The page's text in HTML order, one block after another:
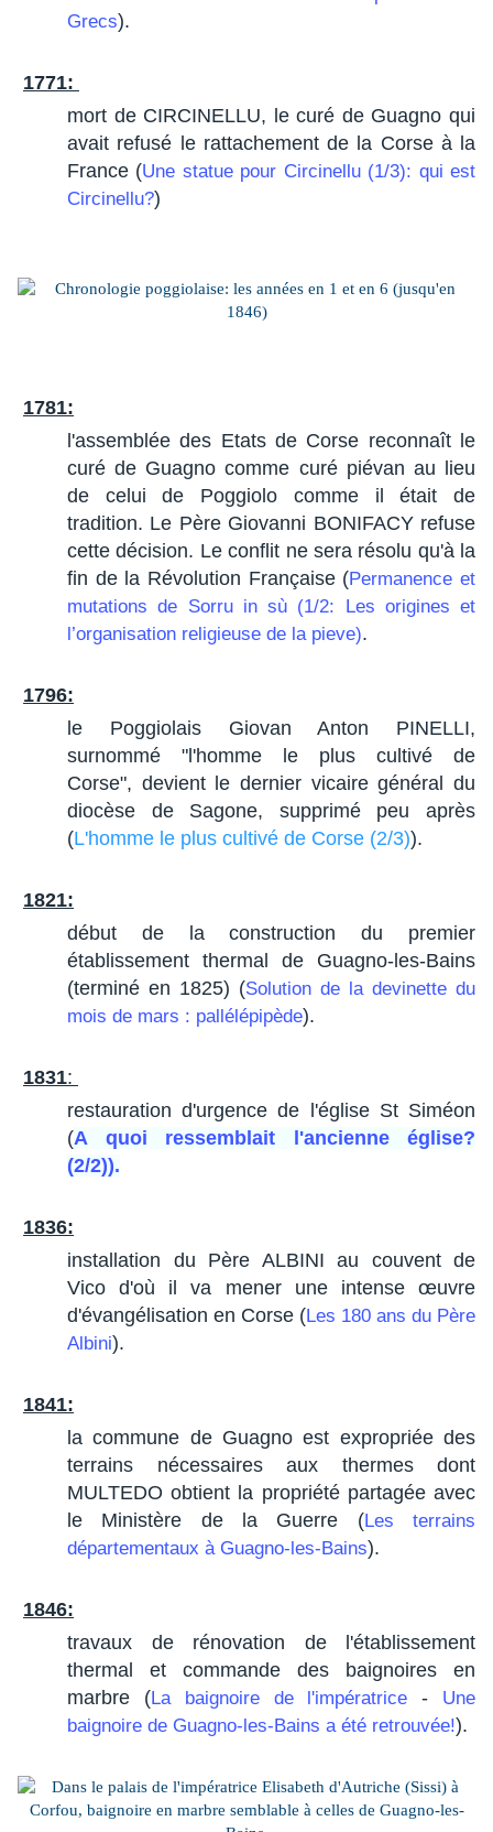
Grecs).
1771:
mort de CIRCINELLU, le curé de Guagno qui
avait refusé le rattachement de la Corse à la
France (Une statue pour Circinellu (1/3): qui est
Circinellu?)
1781:
l'assemblée des Etats de Corse reconnaît le
curé de Guagno comme curé piévan au lieu
de celui de Poggiolo comme il était de
tradition. Le Père Giovanni BONIFACY refuse
cette décision. Le conflit ne sera résolu qu'à la
fin de la Révolution Française (Permanence et
mutations de Sorru in sù (1/2: Les origines et
l’organisation religieuse de la pieve).
1796:
le Poggiolais Giovan Anton PINELLI,
surnommé "l'homme le plus cultivé de
Corse", devient le dernier vicaire général du
diocèse de Sagone, supprimé peu après
(L'homme le plus cultivé de Corse (2/3)).
1821:
début de la construction du premier
établissement thermal de Guagno-les-Bains
(terminé en 1825) (Solution de la devinette du
mois de mars : pallélépipède).
1831:
restauration d'urgence de l'église St Siméon
(A quoi ressemblait l'ancienne église?
(2/2)).
1836:
installation du Père ALBINI au couvent de
Vico d'où il va mener une intense œuvre
d'évangélisation en Corse (Les 180 ans du Père
Albini).
1841:
la commune de Guagno est expropriée des
terrains nécessaires aux thermes dont
MULTEDO obtient la propriété partagée avec
le Ministère de la Guerre (Les terrains
départementaux à Guagno-les-Bains).
1846:
travaux de rénovation de l'établissement
thermal et commande des baignoires en
marbre (La baignoire de l'impératrice - Une
baignoire de Guagno-les-Bains a été retrouvée!).